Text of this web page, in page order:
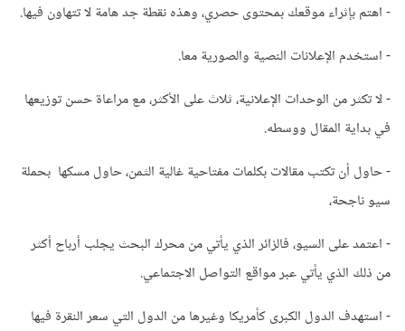
- اهتم بإثراء موقعك بمحتوى حصري، وهذه نقطة جد هامة لا تتهاون فيها.
- استخدم الإعلانات النصية والصورية معا.
- لا تكثر من الوحدات الإعلانية، ثلاث على الأكثر، مع مراعاة حسن توزيعها
في بداية المقال ووسطه.
- حاول أن تكتب مقالات بكلمات مفتاحية غالية الثمن، حاول مسكها بحملة
سيو ناجحة،
- اعتمد على السيو، فالزائر الذي يأتي من محرك البحث يجلب أرباح أكثر
من ذلك الذي يأتي عبر مواقع التواصل الاجتماعي.
- استهدف الدول الكبرى كأمريكا وغيرها من الدول التي سعر النقرة فيها